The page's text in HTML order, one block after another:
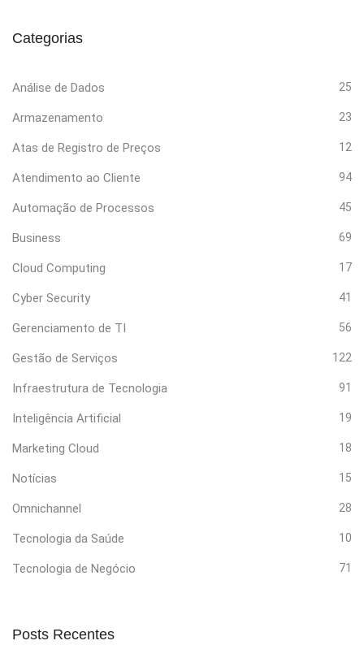
Categorias
Análise de Dados 25
Armazenamento 23
Atas de Registro de Preços 12
Atendimento ao Cliente 94
Automação de Processos 45
Business 69
Cloud Computing 17
Cyber Security 41
Gerenciamento de TI 56
Gestão de Serviços 122
Infraestrutura de Tecnologia 91
Inteligência Artificial 19
Marketing Cloud 18
Notícias 15
Omnichannel 28
Tecnologia da Saúde 10
Tecnologia de Negócio 71
Posts Recentes